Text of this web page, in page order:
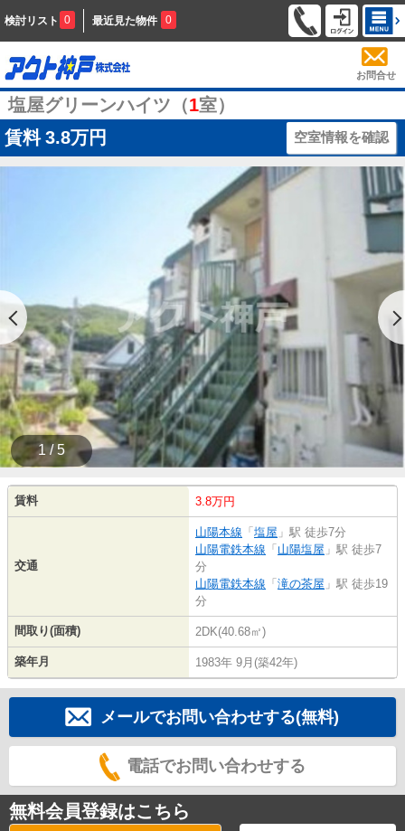
検討リスト 0 最近見た物件 0
お問合せ
塩屋グリーンハイツ（1室）
賃料 3.8万円 空室情報を確認
1 / 5
賃料 3.8万円
交通
山陽本線 「 塩屋 」駅 徒歩7分
山陽電鉄本線 「 山陽塩屋 」駅 徒歩7
分
山陽電鉄本線 「 滝の茶屋 」駅 徒歩19
分
間取り(面積) 2DK(40.68㎡)
築年月 1983年 9月(築42年)
メールでお問い合わせする(無料)
電話でお問い合わせする
無料会員登録はこちら